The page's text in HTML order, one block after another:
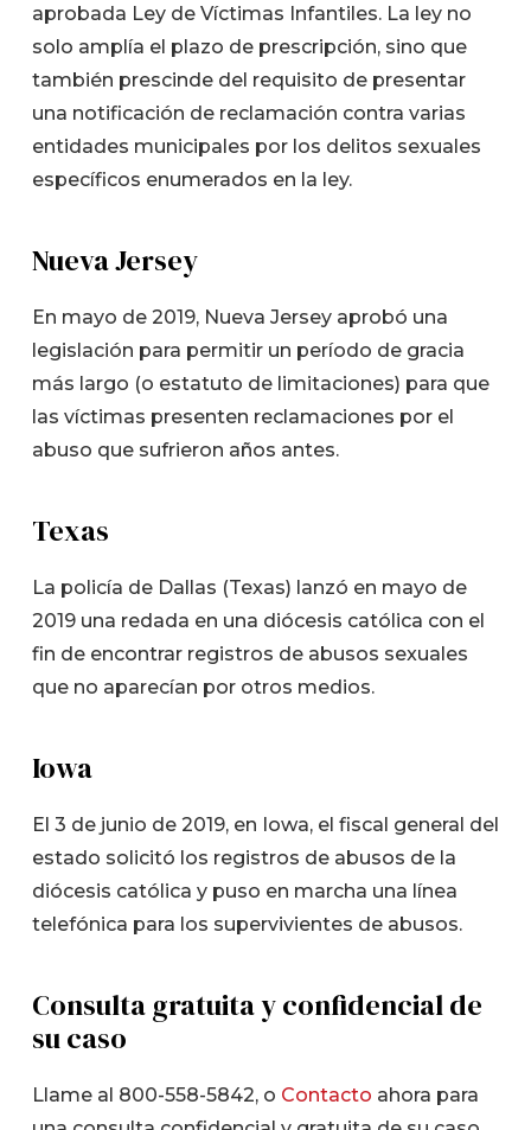
aprobada Ley de Víctimas Infantiles. La ley no
solo amplía el plazo de prescripción, sino que
también prescinde del requisito de presentar
una notificación de reclamación contra varias
entidades municipales por los delitos sexuales
específicos enumerados en la ley.
Nueva Jersey
En mayo de 2019, Nueva Jersey aprobó una
legislación para permitir un período de gracia
más largo (o estatuto de limitaciones) para que
las víctimas presenten reclamaciones por el
abuso que sufrieron años antes.
Texas
La policía de Dallas (Texas) lanzó en mayo de
2019 una redada en una diócesis católica con el
fin de encontrar registros de abusos sexuales
que no aparecían por otros medios.
Iowa
El 3 de junio de 2019, en Iowa, el fiscal general del
estado solicitó los registros de abusos de la
diócesis católica y puso en marcha una línea
telefónica para los supervivientes de abusos.
Consulta gratuita y confidencial de
su caso
Llame al 800-558-5842, o Contacto ahora para